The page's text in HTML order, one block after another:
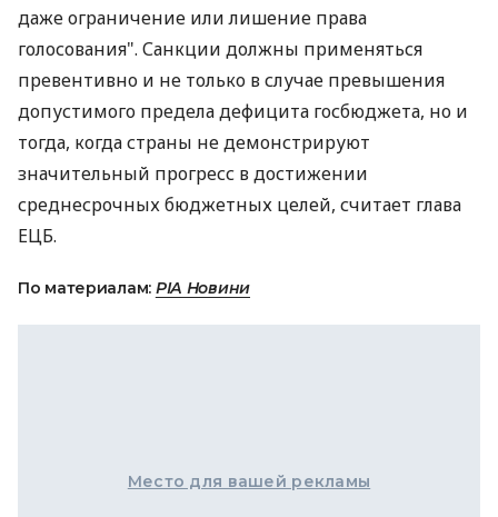
даже ограничение или лишение права
голосования". Санкции должны применяться
превентивно и не только в случае превышения
допустимого предела дефицита госбюджета, но и
тогда, когда страны не демонстрируют
значительный прогресс в достижении
среднесрочных бюджетных целей, считает глава
ЕЦБ.
По материалам: РІА Новини
Место для вашей рекламы